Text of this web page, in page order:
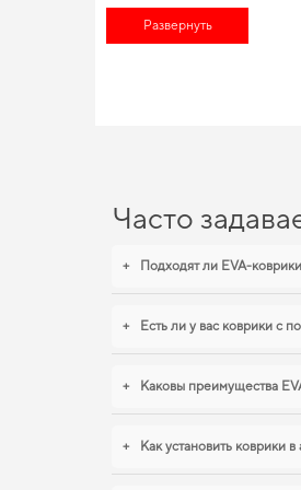
продлить срок службы.
Развернуть
Часто
+ Подходят ли EVA-
+ Есть ли у вас коврики с
+ Каковы преимущества
+ Как установить коврики